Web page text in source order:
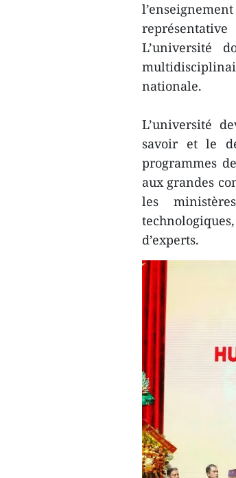
L’université
nationale.
L’université
savoir et le
programmes
aux grandes
les
d’experts.